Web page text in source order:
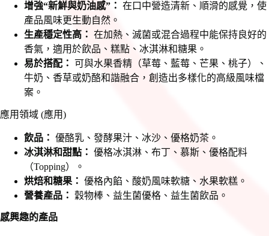
增強“新鮮與奶油感”： 在口中營造清新、順滑的感覺，使
產品風味更生動自然。
生產穩定性高： 在加熱、滅菌或混合過程中能保持良好的
香氣，適用於飲品、糕點、冰淇淋和糖果。
易於搭配： 可與水果香精（草莓、藍莓、芒果、桃子）、
牛奶、香草或奶酪和諧融合，創造出多樣化的高級風味檔
案。
應用領域 (應用)
飲品： 優酪乳、發酵果汁、冰沙、優格奶茶。
冰淇淋和甜點： 優格冰淇淋、布丁、慕斯、優格配料
（Topping）。
烘焙和糖果： 優格內餡、酸奶風味軟糖、水果軟糕。
營養產品： 穀物棒、益生菌優格、益生菌飲品。
感興趣的產品